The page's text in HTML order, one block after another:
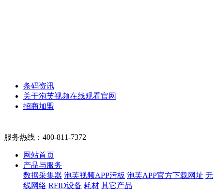
条码资讯
关于泡芙视频在线观看官网
招商加盟
服务热线： 400-811-7372
网站首页
产品与服务
数据采集器 泡芙视频APP污板 泡芙APP官方下载网址 无
线网络 RFID设备 耗材 其它产品